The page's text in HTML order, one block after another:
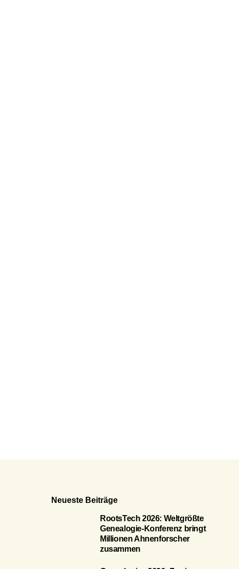
Neueste Beiträge
RootsTech 2026: Weltgrößte
Genealogie-Konferenz bringt
Millionen Ahnenforscher
zusammen